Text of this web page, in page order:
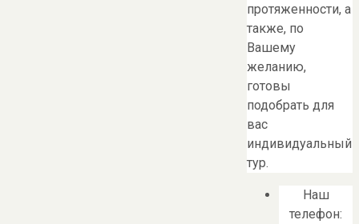
протяженности, а
также, по
Вашему
желанию,
готовы
подобрать для
вас
индивидуальный
тур.
Наш
телефон: